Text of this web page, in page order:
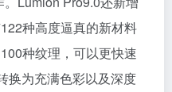
种高度逼真的新材料
种纹理，可以更快速
换为充满色彩以及深度